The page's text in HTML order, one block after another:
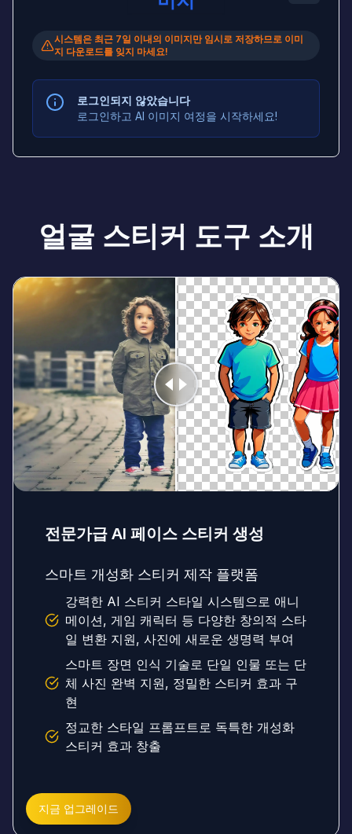
시스템은 최근 7일 이내의 이미지만 임시로 저장하므로 이미
지 다운로드를 잊지 마세요!
로그인되지 않았습니다
로그인하고 AI 이미지 여정을 시작하세요!
얼굴 스티커 도구 소개
전문가급 AI 페이스 스티커 생성
스마트 개성화 스티커 제작 플랫폼
강력한 AI 스티커 스타일 시스템으로 애니
메이션, 게임 캐릭터 등 다양한 창의적 스타
일 변환 지원, 사진에 새로운 생명력 부여
스마트 장면 인식 기술로 단일 인물 또는 단
체 사진 완벽 지원, 정밀한 스티커 효과 구
현
정교한 스타일 프롬프트로 독특한 개성화
스티커 효과 창출
지금 업그레이드